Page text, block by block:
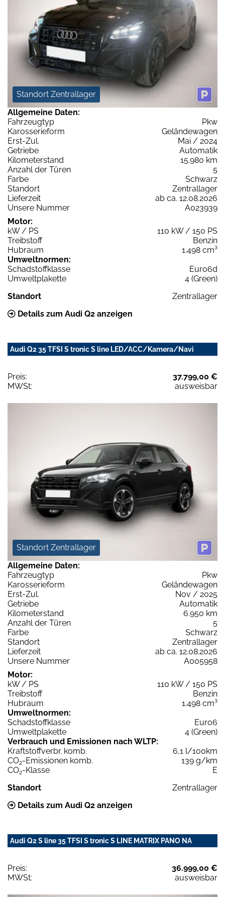
Standort Zentrallager
Allgemeine Daten:
Fahrzeugtyp
Pkw
Karosserieform
Geländewagen
Erst-Zul.
Mai / 2024
Getriebe
Automatik
Kilometerstand
15.980 km
Anzahl der Türen
5
Farbe
Schwarz
Standort
Zentrallager
Lieferzeit
ab ca. 12.08.2026
Unsere Nummer
A023939
Motor:
kW / PS
110 kW / 150 PS
Treibstoff
Benzin
Hubraum
1.498 cm³
Umweltnormen:
Schadstoffklasse
Euro6d
Umweltplakette
4 (Green)
Standort
Zentrallager
Details zum Audi Q2 anzeigen
Audi Q2 35 TFSI S tronic S line LED/ACC/Kamera/Navi
Preis:
37.799,00 €
MWSt:
ausweisbar
Standort Zentrallager
Allgemeine Daten:
Fahrzeugtyp
Pkw
Karosserieform
Geländewagen
Erst-Zul.
Nov / 2025
Getriebe
Automatik
Kilometerstand
6.950 km
Anzahl der Türen
5
Farbe
Schwarz
Standort
Zentrallager
Lieferzeit
ab ca. 12.08.2026
Unsere Nummer
A005958
Motor:
kW / PS
110 kW / 150 PS
Treibstoff
Benzin
Hubraum
1.498 cm³
Umweltnormen:
Schadstoffklasse
Euro6
Umweltplakette
4 (Green)
Verbrauch und Emissionen nach WLTP:
Kraftstoffverbr. komb.
6,1 l/100km
CO2-Emissionen komb.
139 g/km
CO2-Klasse
E
Standort
Zentrallager
Details zum Audi Q2 anzeigen
Audi Q2 S line 35 TFSI S tronic S LINE MATRIX PANO NA
Preis:
36.999,00 €
MWSt:
ausweisbar